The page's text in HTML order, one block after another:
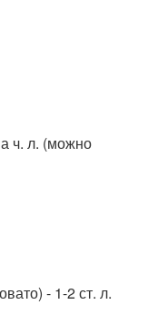
ч. л. (можно
- 1-2 ст. л.